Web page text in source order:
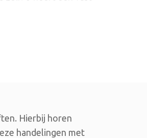
Hierbij horen
handelingen met